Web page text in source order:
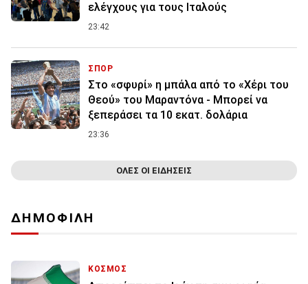
ελέγχους για τους Ιταλούς
23:42
ΣΠΟΡ
Στο «σφυρί» η μπάλα από το «Χέρι του
Θεού» του Μαραντόνα - Μπορεί να
ξεπεράσει τα 10 εκατ. δολάρια
23:36
ΟΛΕΣ ΟΙ ΕΙΔΗΣΕΙΣ
ΔΗΜΟΦΙΛΗ
ΚΟΣΜΟΣ